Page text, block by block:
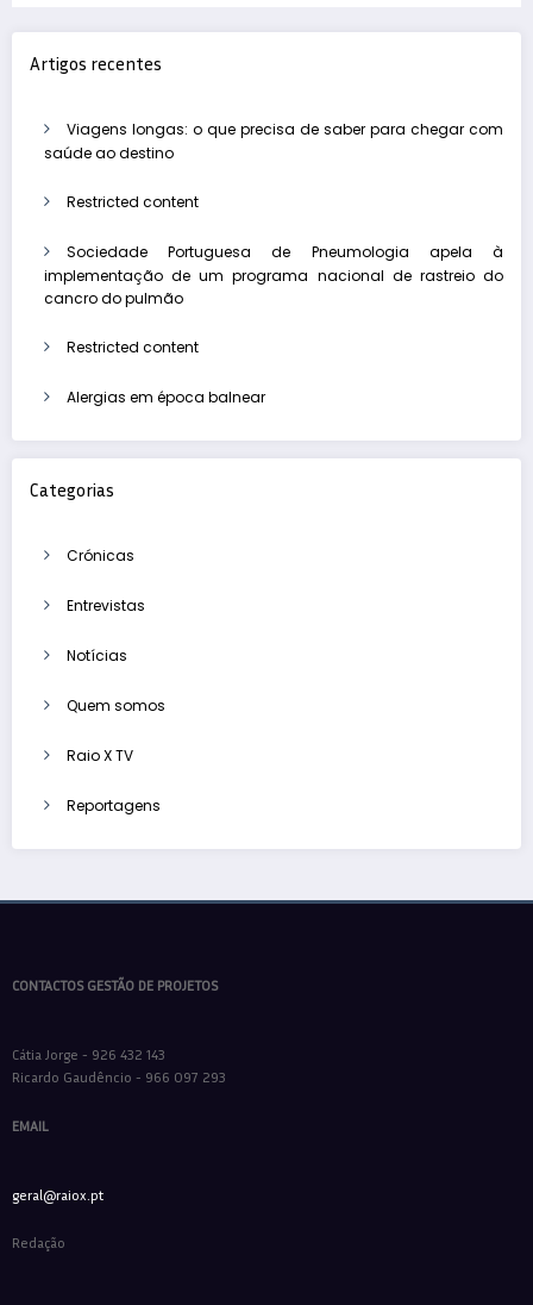
Artigos recentes
Viagens longas: o que precisa de saber para chegar com
saúde ao destino
Restricted content
Sociedade Portuguesa de Pneumologia apela à
implementação de um programa nacional de rastreio do
cancro do pulmão
Restricted content
Alergias em época balnear
Categorias
Crónicas
Entrevistas
Notícias
Quem somos
Raio X TV
Reportagens
CONTACTOS GESTÃO DE PROJETOS
Cátia Jorge - 926 432 143
Ricardo Gaudêncio - 966 097 293
EMAIL
geral@raiox.pt
Redação